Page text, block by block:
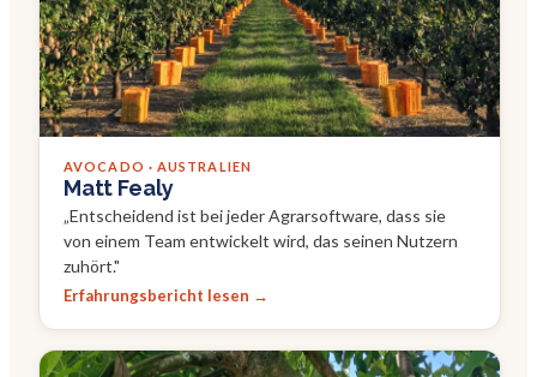
AVOCADO · AUSTRALIEN
Matt Fealy
„Entscheidend ist bei jeder Agrarsoftware, dass sie
von einem Team entwickelt wird, das seinen Nutzern
zuhört."
Erfahrungsbericht lesen →